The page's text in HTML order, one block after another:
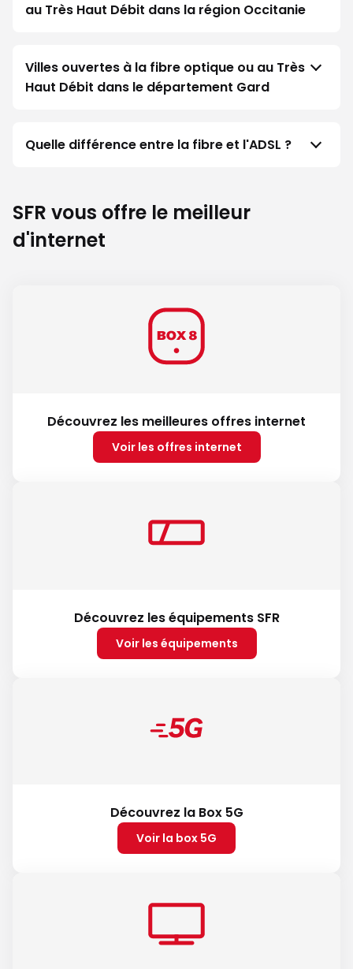
au Très Haut Débit dans la région Occitanie
Villes ouvertes à la fibre optique ou au Très
Haut Débit dans le département Gard
Quelle différence entre la fibre et l'ADSL ?
SFR vous offre le meilleur
d'internet
Découvrez les meilleures offres internet
Voir les offres internet
Découvrez les équipements SFR
Voir les équipements
Découvrez la Box 5G
Voir la box 5G